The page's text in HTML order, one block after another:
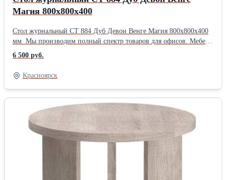
Магия 800х800х400
Стол журнальный CT 884 Дуб Девон Венге Магия 800х800х400
мм Мы производим полный спектр товаров для офисов. Мебель
для кабинетов руководителей, мебель для персонала, стойки
ресепшен, столы для переговоров, решения для зонирования
помещений, мебель для call- центров, мягкую мебель,
демонстрационные доски с маркерными или грифельными
покрытиями, а также являемся поставщиками эксклюзивной
дизайнерской мебели на территории РФ. Индивидуальное
изготовление мебели по вашим пожеланиям и размерам. С нами
все понятно. * Заявка * Уточнение и согласование ТЗ * Ценовое
предложение * Подписание контракта * Согласование
производственной документации * Оплата * Производство *
ПоставкаПроизводитель: Собственное производство Тип:
6 500 руб.
Красноярск